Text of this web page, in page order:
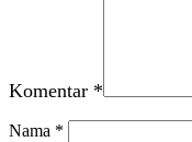
Komentar *
Nama *